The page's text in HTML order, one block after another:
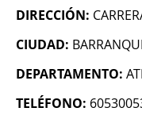
DIRECCIÓN:
CIUDAD:
DEPARTAMENTO:
TELÉFONO: